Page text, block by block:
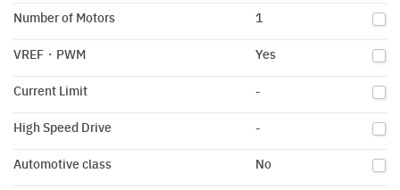
Number of Motors 1
VREF・PWM Yes
Current Limit -
High Speed Drive -
Automotive class No